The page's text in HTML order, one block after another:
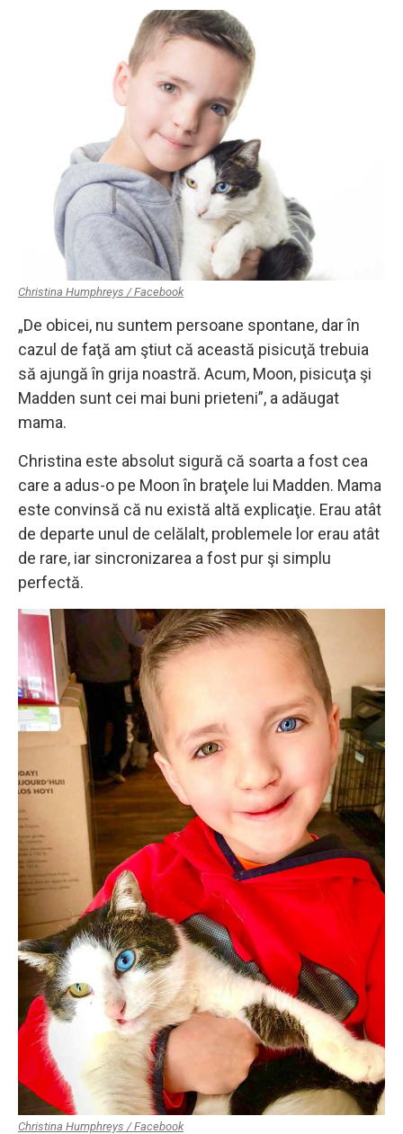
Christina Humphreys / Facebook
„De obicei, nu suntem persoane spontane, dar în
cazul de faţă am ştiut că această pisicuţă trebuia
să ajungă în grija noastră. Acum, Moon, pisicuţa şi
Madden sunt cei mai buni prieteni”, a adăugat
mama.
Christina este absolut sigură că soarta a fost cea
care a adus-o pe Moon în braţele lui Madden. Mama
este convinsă că nu există altă explicaţie. Erau atât
de departe unul de celălalt, problemele lor erau atât
de rare, iar sincronizarea a fost pur şi simplu
perfectă.
Christina Humphreys / Facebook